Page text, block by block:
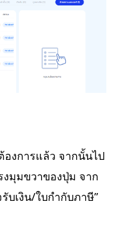
งการแล้ว จากนั้นไป
มุมขวาของปุ่ม จาก
บเงิน/ใบกำกับภาษี”